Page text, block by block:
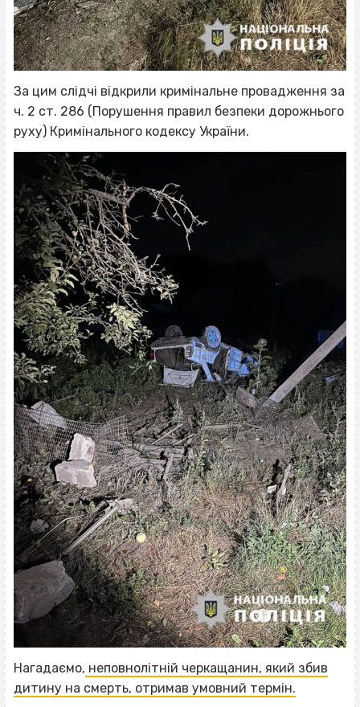
За цим слідчі відкрили кримінальне провадження за
ч. 2 ст. 286 (Порушення правил безпеки дорожнього
руху) Кримінального кодексу України.
Нагадаємо, неповнолітній черкащанин, який збив
дитину на смерть, отримав умовний термін.